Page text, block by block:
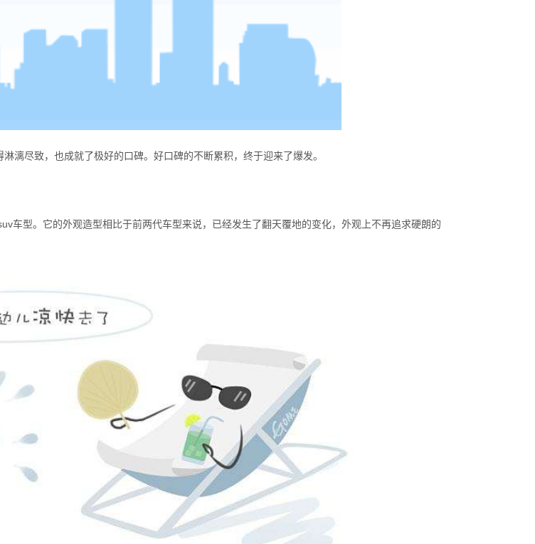
漓尽致，也成就了极好的口碑。好口碑的不断累积，终于迎来了爆发。
车型。它的外观造型相比于前两代车型来说，已经发生了翻天覆地的变化，外观上不再追求硬朗的